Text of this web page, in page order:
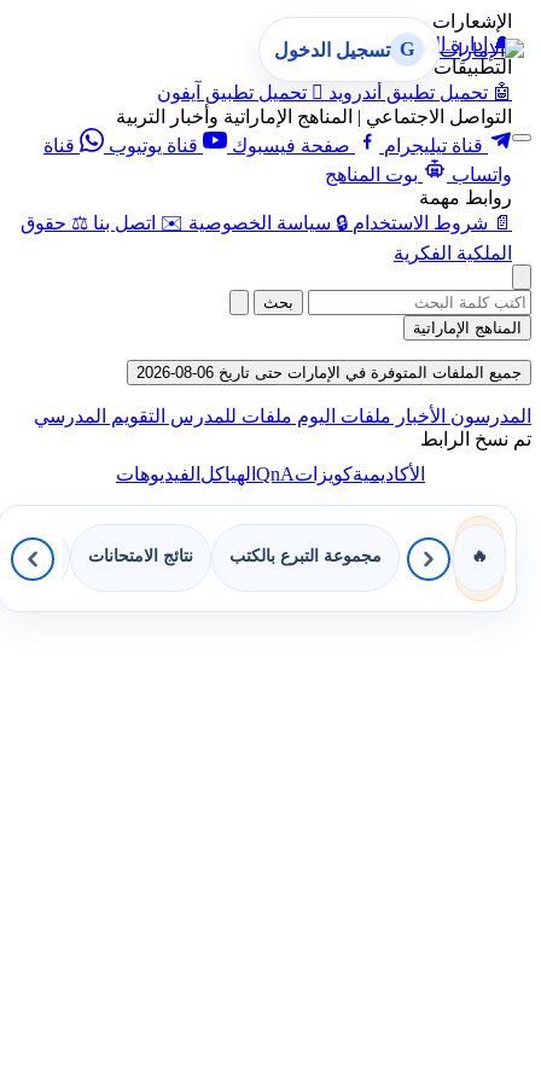
الإشعارات
🔔 إدارة الإشعارات
التطبيقات
🤖 تحميل تطبيق أندرويد  تحميل تطبيق آيفون
التواصل الاجتماعي | المناهج الإماراتية وأخبار التربية
قناة تيليجرام
صفحة فيسبوك قناة يوتيوب
قناة
واتساب
بوت المناهج
روابط مهمة
📄 شروط الاستخدام 🔒 سياسة الخصوصية ✉️ اتصل بنا ⚖️ حقوق
الملكية الفكرية
G تسجيل الدخول
بحث
المناهج الإماراتية
جميع الملفات المتوفرة في الإمارات حتى تاريخ 06-08-2026
المدرسون الأخبار ملفات اليوم ملفات للمدرس التقويم المدرسي
تم نسخ الرابط
الأكاديميةكويزاتQnAالهياكلالفيديوهات
🔥 مجموعة التبرع بالكتب نتائج الامتحانات